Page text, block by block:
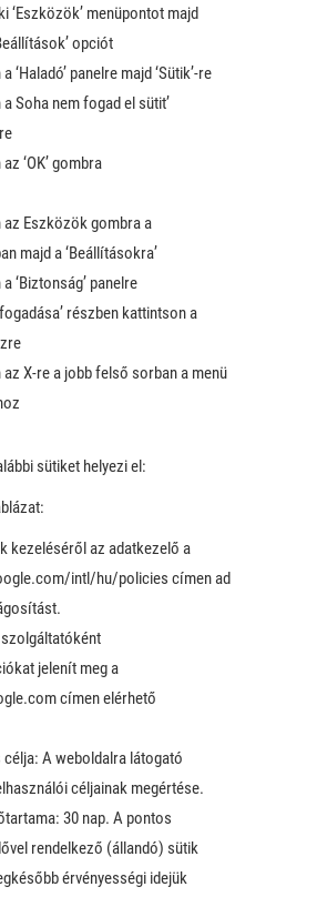
‘Eszközök’ menüpontot majd
opciót
‘Haladó’ panelre majd ‘Sütik’-re
Soha nem fogad el sütit’
‘OK’ gombra
az Eszközök gombra a
majd a ‘Beállításokra’
‘Biztonság’ panelre
részben kattintson a
X-re a jobb felső sorban a menü
sütiket helyezi el:
kezeléséről az adatkezelő a
intl/hu/policies címen ad
jelenít meg a
címen elérhető
A weboldalra látogató
céljainak megértése.
30 nap. A pontos
rendelkező (állandó) sütik
érvényességi idejük